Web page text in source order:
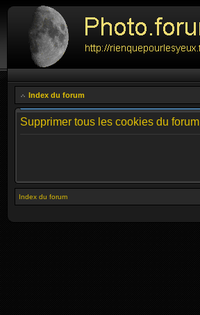
Index du forum
Supprimer tous les cookies du forum
Index du forum